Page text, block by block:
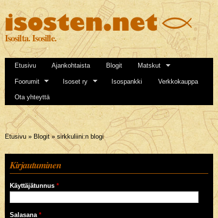
Hyppää
pääsisältöön
Isosilta. Isosille.
Etusivu Ajankohtaista Blogit Matskut
Foorumit Isoset ry Isospankki Verkkokauppa
Ota yhteyttä
Olet täällä
Etusivu » Blogit» sirkkuliini:n blogi
Kirjautuminen
Käyttäjätunnus *
Salasana *